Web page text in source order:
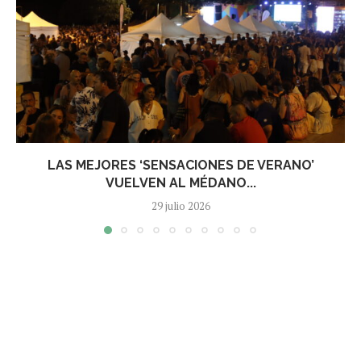
LAS MEJORES ‘SENSACIONES DE VERANO’
VUELVEN AL MÉDANO...
29 julio 2026